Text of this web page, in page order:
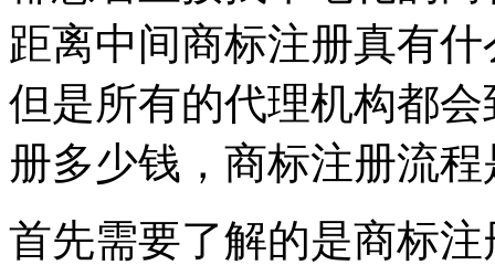
距离中间商标注册真有
但是所有的代理机构都
册多少钱，商标注册流
首先需要了解的是商标